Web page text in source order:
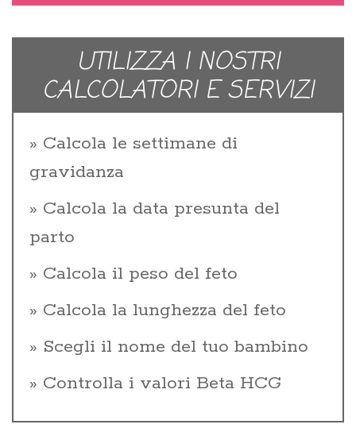
UTILIZZA I NOSTRI
CALCOLATORI E SERVIZI
Calcola le settimane di
gravidanza
Calcola la data presunta del
parto
Calcola il peso del feto
Calcola la lunghezza del feto
Scegli il nome del tuo bambino
Controlla i valori Beta HCG